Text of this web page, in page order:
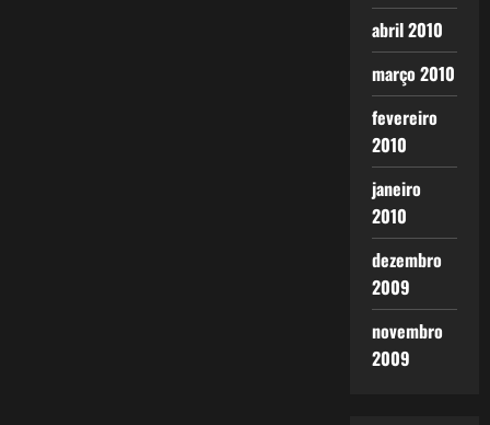
abril 2010
março 2010
fevereiro
2010
janeiro
2010
dezembro
2009
novembro
2009